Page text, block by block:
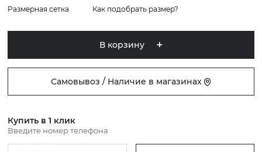
Размерная сетка Как подобрать размер?
В корзину
Самовывоз / Наличие в магазинах
Купить в 1 клик
Введите номер телефона